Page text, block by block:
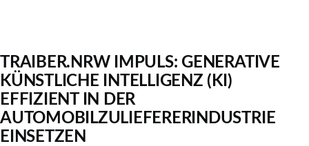
TRAIBER.NRW IMPULS: GENERATIVE
KÜNSTLICHE INTELLIGENZ (KI)
EFFIZIENT IN DER
AUTOMOBILZULIEFERERINDUSTRIE
EINSETZEN